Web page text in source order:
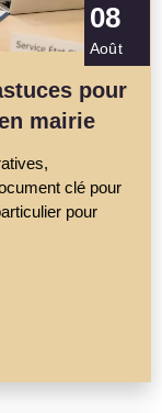
08
Août
pour
mairie
clé pour
pour